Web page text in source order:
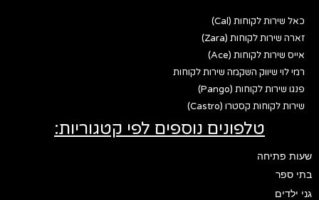
כאל שירות לקוחות (Cal)
זארה שירות לקוחות (Zara)
אייס שירות לקוחות (Ace)
רמי לוי שיווק השקמה שירות לקוחות
פנגו שירות לקוחות (Pango)
שירות לקוחות קסטרו (Castro)
טלפונים נוספים לפי קטגוריות:
שעות פתיחה
בתי ספר
גני ילדים